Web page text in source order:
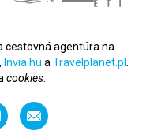
cestovná agentúra na
, Invia.hu a Travelplanet.pl
cookies.
Odporučiť